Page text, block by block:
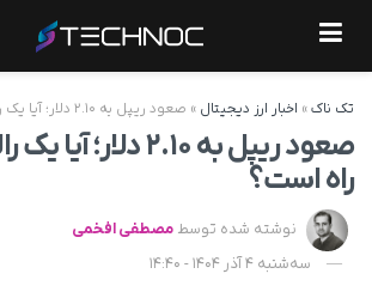
تک ناک» اخبار ارز دیجیتال » صعود ریپل به ۲.۱۰ دلار؛ آیا یک رالی بزرگ در راه است؟
صعود ریپل به ۲.۱۰
راه است؟
نوشته شده توسط مصطفی افخمی
سه‌شنبه 4 آذر 1404 - 14:40